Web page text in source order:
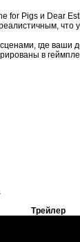
for Pigs и Dear
где ваши
в
Трейлер